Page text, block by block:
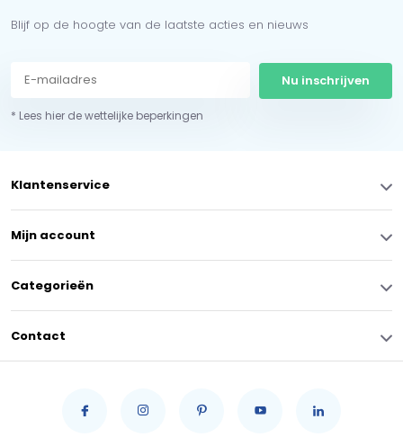
Blijf op de hoogte van de laatste acties en nieuws
Nu inschrijven
* Lees hier de wettelijke beperkingen
Klantenservice
Mijn account
Categorieën
Contact